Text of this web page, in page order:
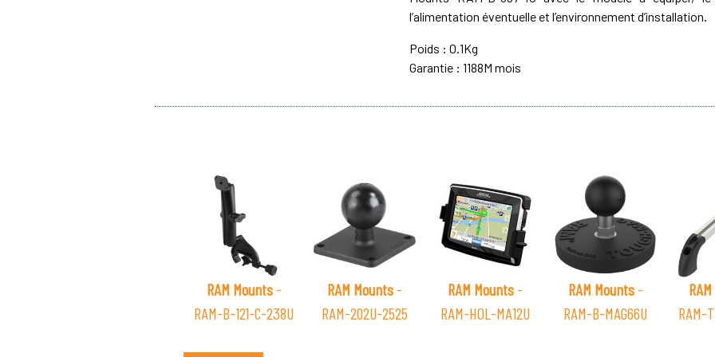
l’alimentation éventuelle et l’environnement d’installation.
Poids : 0.1Kg
Garantie : 1188M mois
RAM Mounts-
RAM-B-121-C-238U
RAM Mounts-
RAM-202U-2525
RAM Mounts-
RAM-HOL-MA12U
RAM Mounts-
RAM-B-MAG66U
RAM-